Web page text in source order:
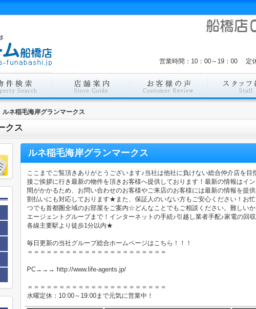
営業時間：10：00～19：00 定
ルネ稲毛海岸グランマークス
クス
ルネ稲毛海岸グランマークス
ここまでご覧頂きありがとうございます♪当社は他社に負けない総合仲介店を目
接ご挨拶に行き最新の物件を頂きお客様へ提供しております！最新の情報はイ
間がかかるため、お問い合わせのお客様やご来店のお客様には最新の情報を提
割払いにも対応しております★また、保証人のいない方もご安心ください！お
つでも首都圏全域のお部屋をご案内☆どんなことでもご相談ください。難しい
エージェントグループまで！インターネットの手続♪引越し業者手配♪家電の回
各線主要駅より徒歩1分以内★
毎日更新の当社グループ総合ホームページはこちら！！！
＝＝＝＝＝＝＝＝＝＝＝＝＝＝＝＝＝＝＝＝＝＝
PC→→→ http://www.life-agents.jp/
＝＝＝＝＝＝＝＝＝＝＝＝＝＝＝＝＝＝＝＝＝＝
水曜定休：10:00～19:00まで元気に営業中！